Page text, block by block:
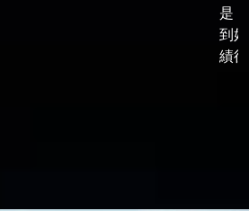
是
到
績